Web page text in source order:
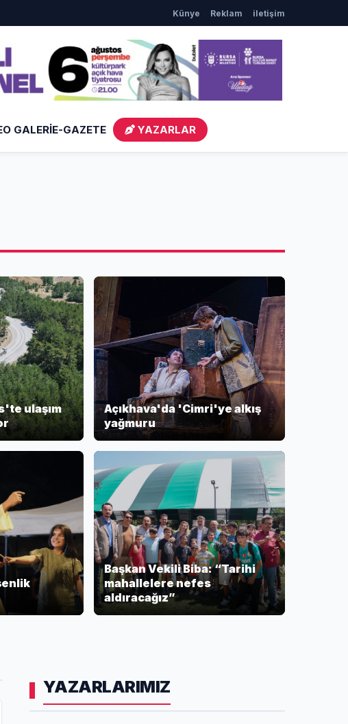
Aydın, Doğancı’da Vatandaşların Taleplerini Yerinde Dinledi
Künye Reklam iletişim
GALERİE-GAZETE YAZARLAR
ulaşım
Açıkhava'da 'Cimri'ye alkış
yağmuru
Başkan Vekili Biba: “Tarihi
mahallelere nefes
aldıracağız”
YAZARLARIMIZ